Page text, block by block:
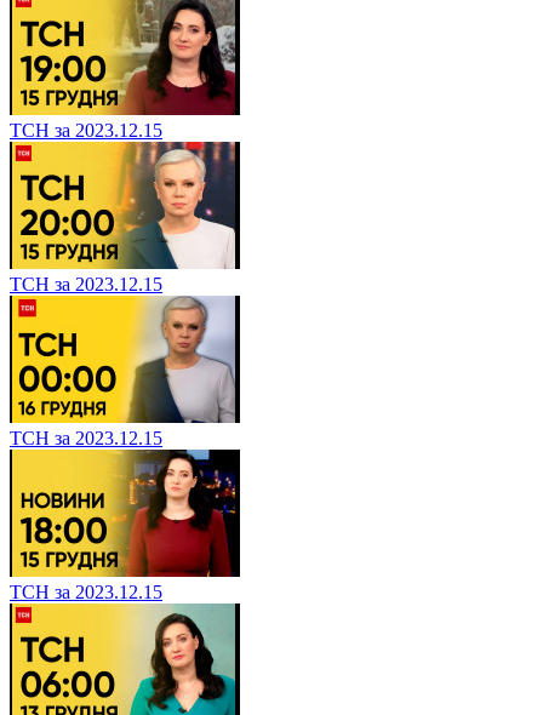
ТСН за 2023.12.15
ТСН за 2023.12.15
ТСН за 2023.12.15
ТСН за 2023.12.15